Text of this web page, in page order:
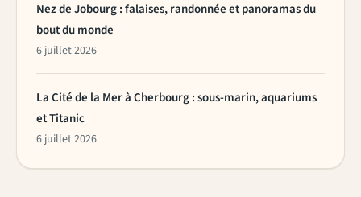
Nez de Jobourg : falaises, randonnée et panoramas du
bout du monde
6 juillet 2026
La Cité de la Mer à Cherbourg : sous-marin, aquariums
et Titanic
6 juillet 2026